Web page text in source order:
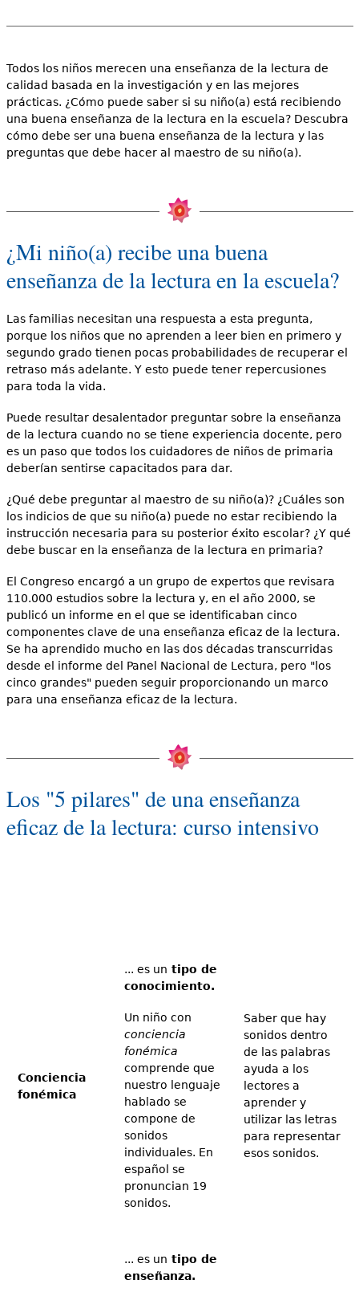
Todos los niños merecen una enseñanza de la lectura de
calidad basada en la investigación y en las mejores
prácticas. ¿Cómo puede saber si su niño(a) está recibiendo
una buena enseñanza de la lectura en la escuela? Descubra
cómo debe ser una buena enseñanza de la lectura y las
preguntas que debe hacer al maestro de su niño(a).
¿Mi niño(a) recibe una buena
enseñanza de la lectura en la escuela?
Las familias necesitan una respuesta a esta pregunta,
porque los niños que no aprenden a leer bien en primero y
segundo grado tienen pocas probabilidades de recuperar el
retraso más adelante. Y esto puede tener repercusiones
para toda la vida.
Puede resultar desalentador preguntar sobre la enseñanza
de la lectura cuando no se tiene experiencia docente, pero
es un paso que todos los cuidadores de niños de primaria
deberían sentirse capacitados para dar.
¿Qué debe preguntar al maestro de su niño(a)? ¿Cuáles son
los indicios de que su niño(a) puede no estar recibiendo la
instrucción necesaria para su posterior éxito escolar? ¿Y qué
debe buscar en la enseñanza de la lectura en primaria?
El Congreso encargó a un grupo de expertos que revisara
110.000 estudios sobre la lectura y, en el año 2000, se
publicó un informe en el que se identificaban cinco
componentes clave de una enseñanza eficaz de la lectura.
Se ha aprendido mucho en las dos décadas transcurridas
desde el informe del Panel Nacional de Lectura, pero "los
cinco grandes" pueden seguir proporcionando un marco
para una enseñanza eficaz de la lectura.
Los "5 pilares" de una enseñanza
eficaz de la lectura: curso intensivo
Conciencia
fonémica
... es un tipo de
conocimiento.
Un niño con
conciencia
fonémica
comprende que
nuestro lenguaje
hablado se
compone de
sonidos
individuales. En
español se
pronuncian 19
sonidos.
Saber que hay
sonidos dentro
de las palabras
ayuda a los
lectores a
aprender y
utilizar las letras
para representar
esos sonidos.
... es un tipo de
enseñanza.